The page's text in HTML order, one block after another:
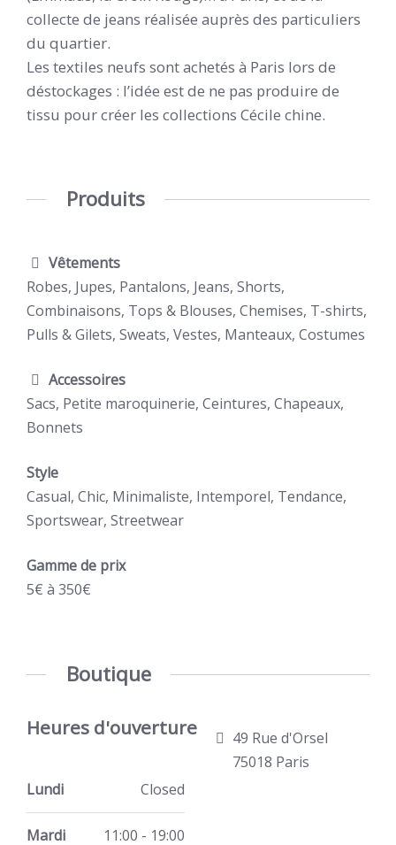
collecte de jeans réalisée auprès des particuliers
du quartier.
Les textiles neufs sont achetés à Paris lors de
déstockages : l’idée est de ne pas produire de
tissu pour créer les collections Cécile chine.
Produits
Vêtements
Robes, Jupes, Pantalons, Jeans, Shorts,
Combinaisons, Tops & Blouses, Chemises, T-shirts,
Pulls & Gilets, Sweats, Vestes, Manteaux, Costumes
Accessoires
Sacs, Petite maroquinerie, Ceintures, Chapeaux,
Bonnets
Style
Casual, Chic, Minimaliste, Intemporel, Tendance,
Sportswear, Streetwear
Gamme de prix
5€ à 350€
Boutique
Heures d'ouverture de la boutique
Lundi Closed
Mardi 11:00 - 19:00
49 Rue d'Orsel
75018 Paris